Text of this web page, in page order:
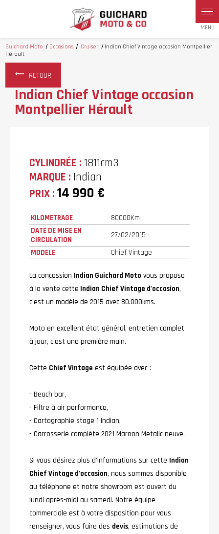
Guichard Moto Occasions Cruiser
Indian Chief Vintage occasion Montpellier
Hérault
RETOUR
Indian Chief Vintage occasion
Montpellier Hérault
CYLINDRÉE : 1811cm3
MARQUE : Indian
PRIX : 14 990 €
KILOMETRAGE
80000Km
DATE DE MISE EN
CIRCULATION
27/02/2015
MODELE
Chief Vintage
La concession Indian Guichard Moto vous propose
à la vente cette Indian Chief Vintage d'occasion,
c'est un modèle de 2015 avec 80.000kms.
Moto en excellent état général, entretien complet
à jour, c'est une première main.
Cette Chief Vintage est équipée avec :
- Beach bar,
- Filtre à air performance,
- Cartographie stage 1 Indian,
- Carrosserie complète 2021 Maroon Metalic neuve.
Si vous désirez plus d'informations sur cette Indian
Chief Vintage d'occasion, nous sommes disponible
au téléphone et notre showroom est ouvert du
lundi après-midi au samedi. Notre équipe
commerciale est à votre disposition pour vous
renseigner, vous faire des devis, estimations de